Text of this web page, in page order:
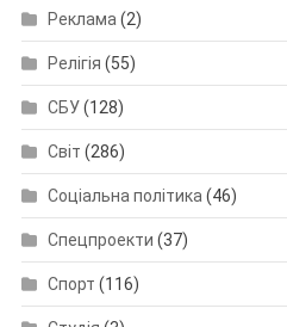
Реклама (2)
Релігія (55)
СБУ(128)
Світ (286)
Соціальна політика (46)
Спецпроекти (37)
Спорт (116)